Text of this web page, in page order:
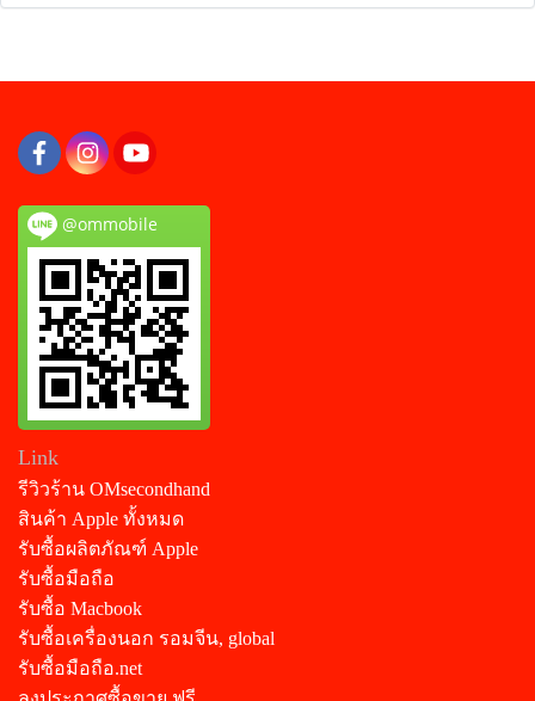
@ommobile
Link
รีวิวร้าน OMsecondhand
สินค้า Apple ทั้งหมด
รับซื้อผลิตภัณฑ์ Apple
รับซื้อมือถือ
รับซื้อ Macbook
รับซื้อเครื่องนอก รอมจีน, global
รับซื้อมือถือ.net